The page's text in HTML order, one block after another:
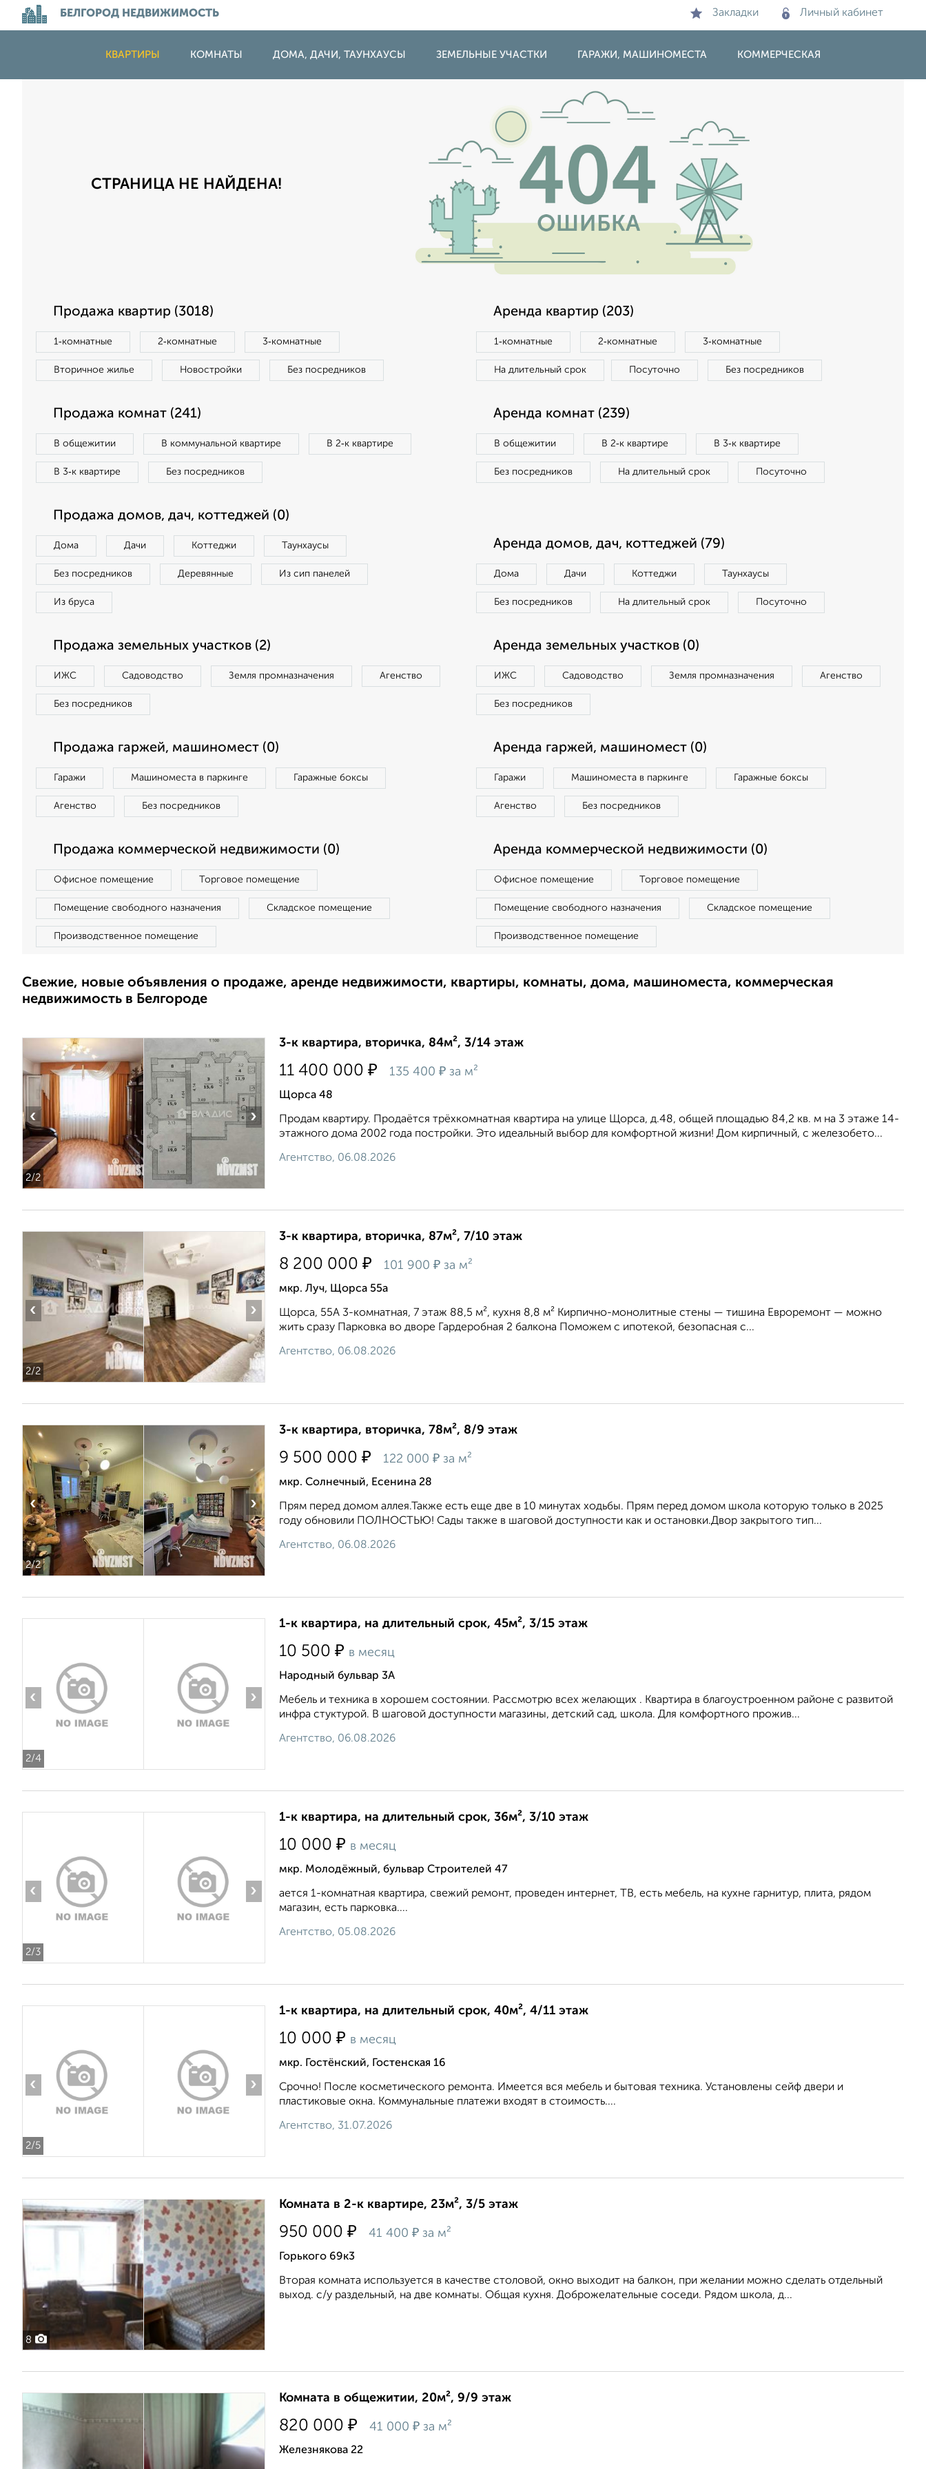
БЕЛГОРОД НЕДВИЖИМОСТЬ Закладки Личный кабинет
КВАРТИРЫ КОМНАТЫ ДОМА, ДАЧИ, ТАУНХАУСЫ ЗЕМЕЛЬНЫЕ УЧАСТКИ ГАРАЖИ, МАШИНОМЕСТА КОММЕРЧЕСКАЯ
СТРАНИЦА НЕ НАЙДЕНА!
Продажа квартир (3018)
1‑комнатные 2‑комнатные 3‑комнатные
Вторичное жилье Новостройки Без посредников
Аренда квартир (203)
1‑комнатные 2‑комнатные 3‑комнатные
На длительный срок Посуточно Без посредников
Продажа комнат (241)
В общежитии В коммунальной квартире В 2‑к квартире
В 3‑к квартире Без посредников
Аренда комнат (239)
В общежитии В 2‑к квартире В 3‑к квартире
Без посредников На длительный срок Посуточно
Продажа домов, дач, коттеджей (0)
Дома Дачи Коттеджи Таунхаусы
Без посредников Деревянные Из сип панелей
Из бруса
Аренда домов, дач, коттеджей (79)
Дома Дачи Коттеджи Таунхаусы
Без посредников На длительный срок Посуточно
Продажа земельных участков (2)
ИЖС Садоводство Земля промназначения Агенство
Без посредников
Аренда земельных участков (0)
ИЖС Садоводство Земля промназначения Агенство
Без посредников
Продажа гаржей, машиномест (0)
Гаражи Машиноместа в паркинге Гаражные боксы
Агенство Без посредников
Аренда гаржей, машиномест (0)
Гаражи Машиноместа в паркинге Гаражные боксы
Агенство Без посредников
Продажа коммерческой недвижимости (0)
Офисное помещение Торговое помещение
Помещение свободного назначения Складское помещение
Производственное помещение
Аренда коммерческой недвижимости (0)
Офисное помещение Торговое помещение
Помещение свободного назначения Складское помещение
Производственное помещение
Свежие, новые объявления о продаже, аренде недвижимости, квартиры, комнаты, дома, машиноместа, коммерческая
недвижимость в Белгороде
2/2
‹ ›
3-к квартира, вторичка, 84м², 3/14 этаж
11 400 000 ₽ 135 400 ₽ за м²
Щорса 48
Продам квартиру. Продаётся трёхкомнатная квартира на улице Щорса, д.48, общей площадью 84,2 кв. м на 3 этаже 14-
этажного дома 2002 года постройки. Это идеальный выбор для комфортной жизни! Дом кирпичный, с железобето...
Агентство, 06.08.2026
2/2
‹ ›
3-к квартира, вторичка, 87м², 7/10 этаж
8 200 000 ₽ 101 900 ₽ за м²
мкр. Луч, Щорса 55а
Щорса, 55А 3-комнатная, 7 этаж 88,5 м², кухня 8,8 м² Кирпично-монолитные стены — тишина Евроремонт — можно
жить сразу Парковка во дворе Гардеробная 2 балкона Поможем с ипотекой, безопасная с...
Агентство, 06.08.2026
2/2
‹ ›
3-к квартира, вторичка, 78м², 8/9 этаж
9 500 000 ₽ 122 000 ₽ за м²
мкр. Солнечный, Есенина 28
Прям перед домом аллея.Также есть еще две в 10 минутах ходьбы. Прям перед домом школа которую только в 2025
году обновили ПОЛНОСТЬЮ! Сады также в шаговой доступности как и остановки.Двор закрытого тип...
Агентство, 06.08.2026
2/4
‹ ›
1-к квартира, на длительный срок, 45м², 3/15 этаж
10 500 ₽ в месяц
Народный бульвар 3А
Мебель и техника в хорошем состоянии. Рассмотрю всех желающих . Квартира в благоустроенном районе с развитой
инфра стуктурой. В шаговой доступности магазины, детский сад, школа. Для комфортного прожив...
Агентство, 06.08.2026
2/3
‹ ›
1-к квартира, на длительный срок, 36м², 3/10 этаж
10 000 ₽ в месяц
мкр. Молодёжный, бульвар Строителей 47
ается 1-комнатная квартира, свежий ремонт, проведен интернет, ТВ, есть мебель, на кухне гарнитур, плита, рядом
магазин, есть парковка....
Агентство, 05.08.2026
2/5
‹ ›
1-к квартира, на длительный срок, 40м², 4/11 этаж
10 000 ₽ в месяц
мкр. Гостёнский, Гостенская 16
Срочно! После косметического ремонта. Имеется вся мебель и бытовая техника. Установлены сейф двери и
пластиковые окна. Коммунальные платежи входят в стоимость....
Агентство, 31.07.2026
8
Комната в 2-к квартире, 23м², 3/5 этаж
950 000 ₽ 41 400 ₽ за м²
Горького 69к3
Вторая комната используется в качестве столовой, окно выходит на балкон, при желании можно сделать отдельный
выход. с/у раздельный, на две комнаты. Общая кухня. Доброжелательные соседи. Рядом школа, д...
Комната в общежитии, 20м², 9/9 этаж
820 000 ₽ 41 000 ₽ за м²
Железнякова 22